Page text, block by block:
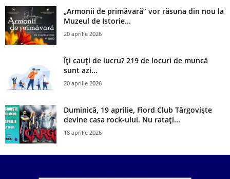
„Armonii de primăvară” vor răsuna din nou la
Muzeul de Istorie...
20 aprilie 2026
Îți cauți de lucru? 219 de locuri de muncă
sunt azi...
20 aprilie 2026
Duminică, 19 aprilie, Fiord Club Târgoviște
devine casa rock-ului. Nu ratați...
18 aprilie 2026